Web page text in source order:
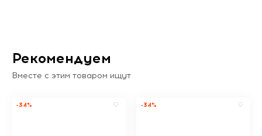
Рекомендуем
Вместе с этим товаром ищут
-34% -34%